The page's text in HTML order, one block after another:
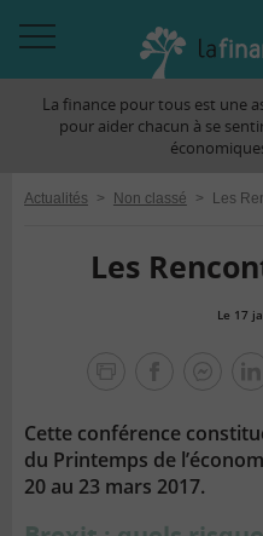
àLa finance pour tous est une
pour aider chacun à se
Actualités > Non classé >
Les
Le 17
Cette conférence
du Printemps de
20 au 23 mars 2017.